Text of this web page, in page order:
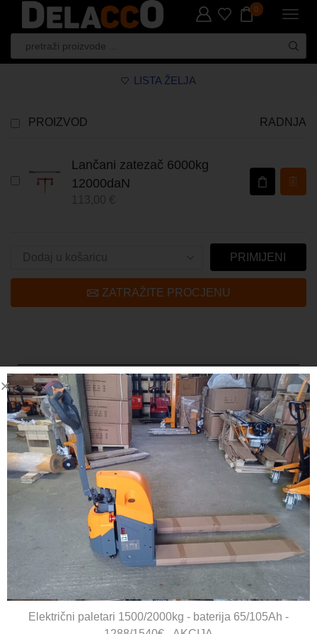
0
LISTA ŽELJA
PROIZVOD RADNJA
Lančani zatezač 6000kg
12000daN
PRIMIJENI
ZATRAŽITE PROCJENU
DELACCO d.o.o.
Čabdin 53,
10450 Jastrebarsko
OIB: HR61037617977
091 25 50 100 | 091 20 40 800 |
prodaja@delacco.hr
INFORMACIJE
Električni paletari 1500/2000kg - baterija 65/105Ah -